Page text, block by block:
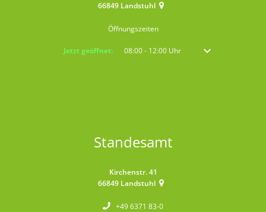
66849 Landstuhl
Öffnungszeiten
Klicken, um weitere Öffnungs- oder Schließzeiten auszublenden
Jetzt geöffnet: 08:00- 12:00Uhr Von 08:00 bis 12:00
Standesamt
Kirchenstr. 41
66849 Landstuhl
+49 6371 83-0